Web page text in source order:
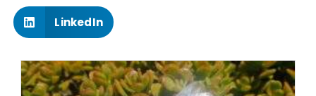
LinkedIn